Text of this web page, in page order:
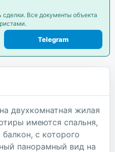
Все документы объекта
Telegram
двухкомнатная жилая
имеются спальня,
с которого
панорамный вид на